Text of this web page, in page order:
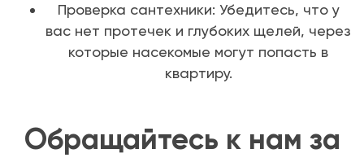
Проверка сантехники: Убедитесь, что у
вас нет протечек и глубоких щелей, через
которые насекомые могут попасть в
квартиру.
Обращайтесь к нам за